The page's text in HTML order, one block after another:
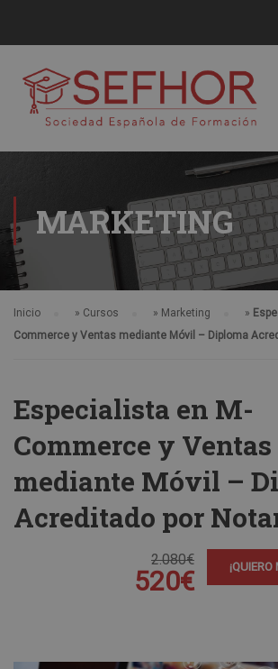
MARKETING
Inicio » Cursos » Marketing »
Commerce y Ventas mediante Móvil – Diploma
Especialista en M-
Commerce y Ventas
mediante Móvil –
Acreditado por
2.080€
520€